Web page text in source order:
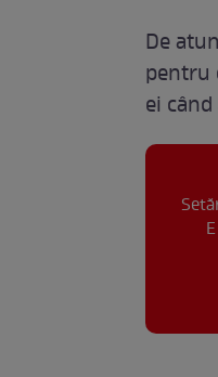
De
pentru
ei